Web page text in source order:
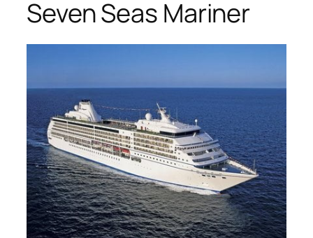
Seven Seas Mariner